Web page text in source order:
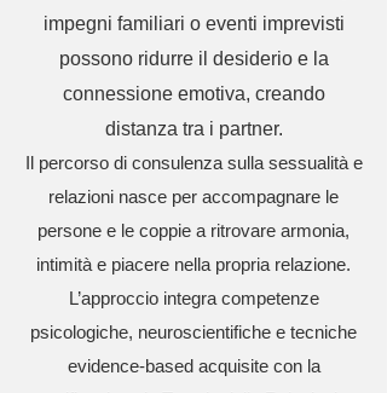
impegni familiari o eventi imprevisti
possono ridurre il desiderio e la
connessione emotiva, creando
distanza tra i partner.
Il percorso di consulenza sulla sessualità e
relazioni nasce per accompagnare le
persone e le coppie a ritrovare armonia,
intimità e piacere nella propria relazione.
L’approccio integra competenze
psicologiche, neuroscientifiche e tecniche
evidence-based acquisite con la